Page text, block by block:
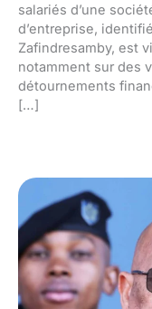
salariés d’une
d’entreprise,
Zafindresamby, est
notamment sur des
détournements
[…]